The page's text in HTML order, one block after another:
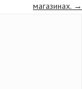
магазинах. →